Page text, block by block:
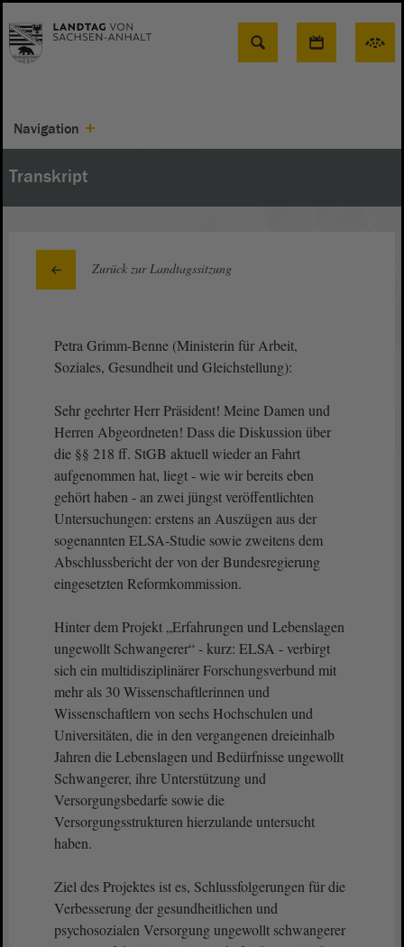
Suche
Navigation
Transkript
Zurück zur Landtagssitzung
Petra Grimm-Benne (Ministerin für Arbeit,
Soziales, Gesundheit und Gleichstellung):
Sehr geehrter Herr Präsident! Meine Damen und
Herren Abgeordneten! Dass die Diskussion über
die §§ 218 ff. StGB aktuell wieder an Fahrt
aufgenommen hat, liegt - wie wir bereits eben
gehört haben - an zwei jüngst veröffentlichten
Untersuchungen: erstens an Auszügen aus der
sogenannten ELSA-Studie sowie zweitens dem
Abschlussbericht der von der Bundesregierung
eingesetzten Reformkommission.
Hinter dem Projekt „Erfahrungen und Lebenslagen
ungewollt Schwangerer“ - kurz: ELSA - verbirgt
sich ein multidisziplinärer Forschungsverbund mit
mehr als 30 Wissenschaftlerinnen und
Wissenschaftlern von sechs Hochschulen und
Universitäten, die in den vergangenen dreieinhalb
Jahren die Lebenslagen und Bedürfnisse ungewollt
Schwangerer, ihre Unterstützung und
Versorgungsbedarfe sowie die
Versorgungsstrukturen hierzulande untersucht
haben.
Ziel des Projektes ist es, Schlussfolgerungen für die
Verbesserung der gesundheitlichen und
psychosozialen Versorgung ungewollt schwangerer